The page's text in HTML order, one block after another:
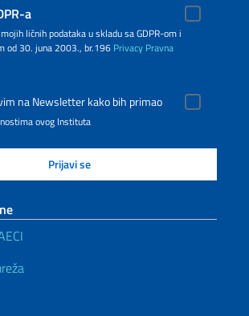
a
ličnih podataka u skladu sa GDPR-om i
od 30. juna 2003., br.196 Privacy Pravna
na Newsletter kako bih primao
ovog Instituta